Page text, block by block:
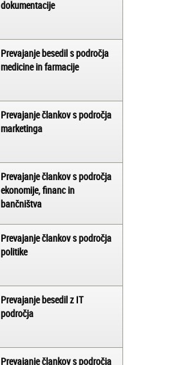
dokumentacije
Prevajanje besedil s področja
medicine in farmacije
Prevajanje člankov s področja
marketinga
Prevajanje člankov s področja
ekonomije, financ in
bančništva
Prevajanje člankov s področja
politike
Prevajanje besedil z IT
področja
Prevajanje člankov s področja